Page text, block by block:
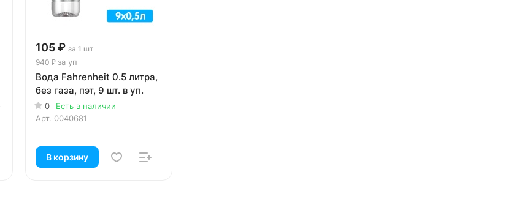
105 ₽ за 1 шт
940 ₽ за уп
Вода Fahrenheit 0.5 литра,
без газа, пэт, 9 шт. в уп.
0
Есть в наличии
Арт. 0040681
В корзину